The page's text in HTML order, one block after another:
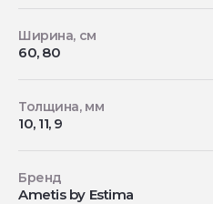
Ширина, см
60, 80
Толщина, мм
10, 11, 9
Бренд
Ametis by Estima